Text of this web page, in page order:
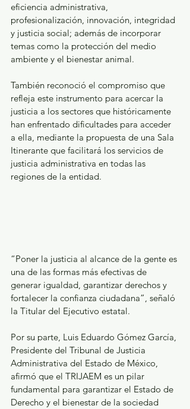
eficiencia administrativa,
profesionalización, innovación, integridad
y justicia social; además de incorporar
temas como la protección del medio
ambiente y el bienestar animal.
También reconoció el compromiso que
refleja este instrumento para acercar la
justicia a los sectores que históricamente
han enfrentado dificultades para acceder
a ella, mediante la propuesta de una Sala
Itinerante que facilitará los servicios de
justicia administrativa en todas las
regiones de la entidad.
“Poner la justicia al alcance de la gente es
una de las formas más efectivas de
generar igualdad, garantizar derechos y
fortalecer la confianza ciudadana”, señaló
la Titular del Ejecutivo estatal.
Por su parte, Luis Eduardo Gómez García,
Presidente del Tribunal de Justicia
Administrativa del Estado de México,
afirmó que el TRIJAEM es un pilar
fundamental para garantizar el Estado de
Derecho y el bienestar de la sociedad